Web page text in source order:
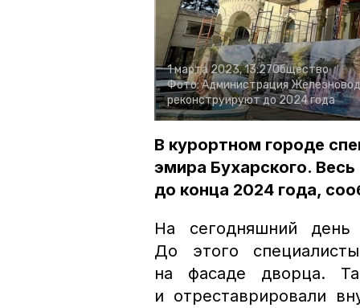
1 марта 2023, 13:27Общество
Фото:Администрация
реконструируют до 2024 года
В курортном городе
эмира Бухарского.
до конца 2024 года,
На сегодняшний
До этого
на фасаде дворца.
и отреставрировали